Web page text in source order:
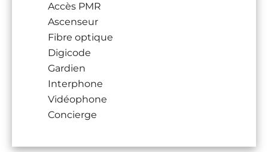
Accès PMR
Ascenseur
Fibre optique
Digicode
Gardien
Interphone
Vidéophone
Concierge